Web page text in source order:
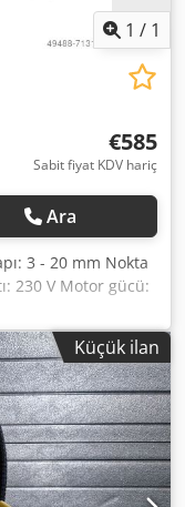
1 / 1
€585
Sabit fiyat KDV hariç
Ara
3 - 20 mm Nokta
230 V Motor gücü:
yaklaşık: 290 x 150
matkapların
taşlama işlemi
Hyqweiloa - Nokta
Kompakt tasarım,
için tutamak -
cihazı dahil -
kapsamı: - CBN
- 7 pens ER 24, 14 -
Küçük ilan